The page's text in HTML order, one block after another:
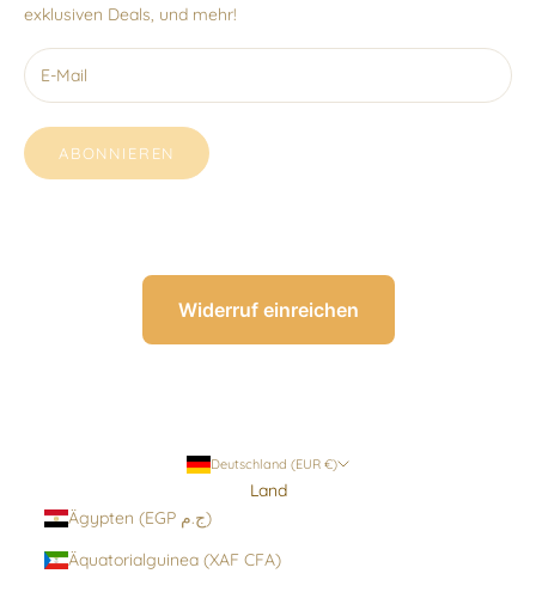
exklusiven Deals, und mehr!
ABONNIEREN
Widerruf einreichen
Deutschland (EUR €)
Land
Ägypten (EGP ج.م)
Äquatorialguinea (XAF CFA)